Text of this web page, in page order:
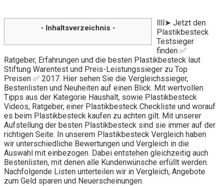
- Inhaltsverzeichnis -
llll➤ Jetzt den
Plastikbesteck
Testsieger
finden ✅
Ratgeber, Erfahrungen und die besten Plastikbesteck laut
Stiftung Warentest und Preis-Leistungssieger zu Top
Preisen ✅ 2017. Hier sehen Sie die Vergleichssieger,
Bestenlisten und Neuheiten auf einen Blick. Mit wertvollen
Tipps aus der Kategorie Haushalt, sowie Plastikbesteck
Videos, Ratgeber, einer Plastikbesteck Checkliste und worauf
es beim Plastikbesteck kaufen zu achten gilt. Mit unserer
Aufstellung der besten Plastikbesteck sind sie immer auf der
richtigen Seite. In unserem Plastikbesteck Vergleich haben
wir unterschiedliche Bewertungen und Vergleich in die
Auswahl mit einbezogen. Dabei entstehen gleichzeitig auch
Bestenlisten, mit denen alle Kundenwünsche erfüllt werden.
Nachfolgende Listen unterteilen wir in Vergleich, Angebote
zum Geld sparen und Neuerscheinungen.